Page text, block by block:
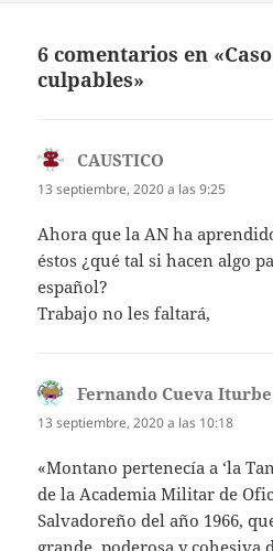
6 comentarios en
culpables»
CAUSTICO
13 septiembre, 2020 a las 9:25
Ahora que la AN ha
éstos ¿qué tal si hacen algo
español?
Trabajo no les faltará,
Fernando Cueva Iturbe
13 septiembre, 2020 a las 10:18
«Montano pertenecía a ‘la
de la Academia Militar de
Salvadoreño del año 1966,